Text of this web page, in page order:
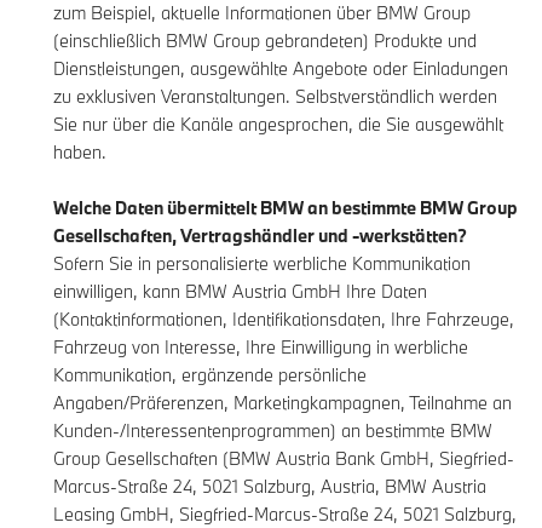
zum Beispiel, aktuelle Informationen über BMW Group
(einschließlich BMW Group gebrandeten) Produkte und
Dienstleistungen, ausgewählte Angebote oder Einladungen
zu exklusiven Veranstaltungen. Selbstverständlich werden
Sie nur über die Kanäle angesprochen, die Sie ausgewählt
haben.
Welche Daten übermittelt BMW an bestimmte BMW Group
Gesellschaften, Vertragshändler und -werkstätten?
Sofern Sie in personalisierte werbliche Kommunikation
einwilligen, kann BMW Austria GmbH Ihre Daten
(Kontaktinformationen, Identifikationsdaten, Ihre Fahrzeuge,
Fahrzeug von Interesse, Ihre Einwilligung in werbliche
Kommunikation, ergänzende persönliche
Angaben/Präferenzen, Marketingkampagnen, Teilnahme an
Kunden-/Interessentenprogrammen) an bestimmte BMW
Group Gesellschaften (BMW Austria Bank GmbH, Siegfried-
Marcus-Straße 24, 5021 Salzburg, Austria, BMW Austria
Leasing GmbH, Siegfried-Marcus-Straße 24, 5021 Salzburg,